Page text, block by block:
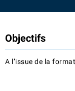
Objectifs
A l’issue de la